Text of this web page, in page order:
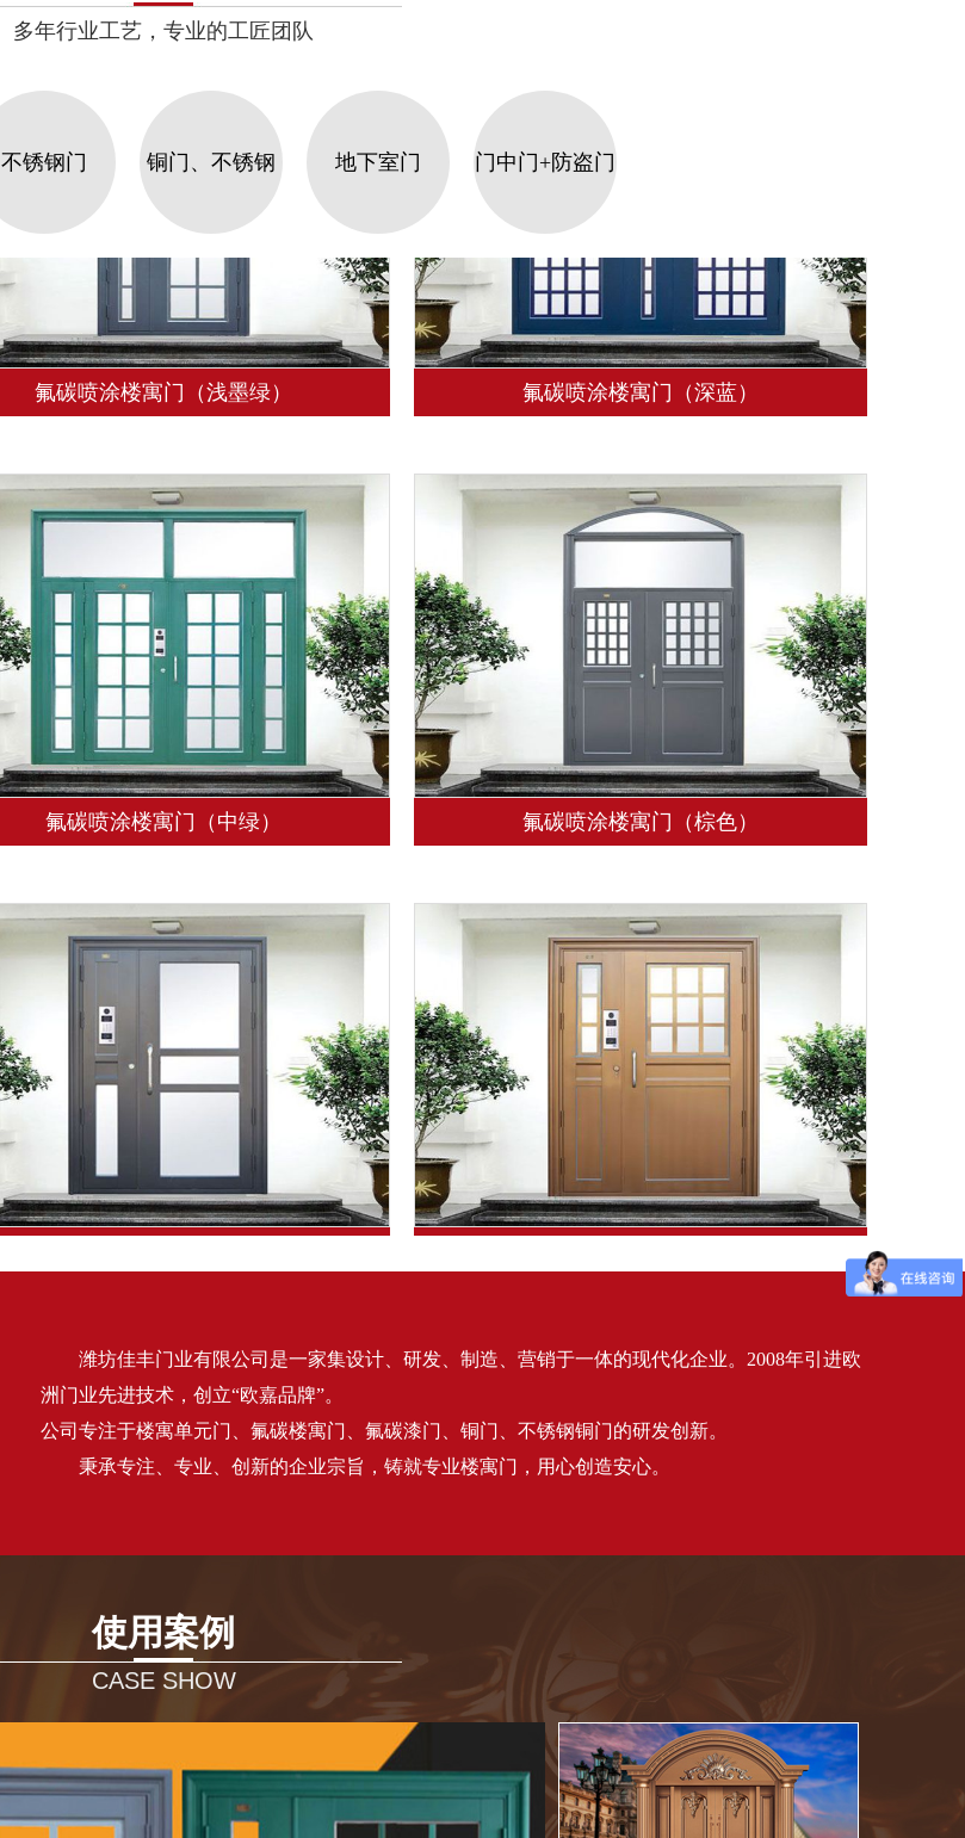
多年行业工艺，专业的工匠团队
不锈钢门 铜门、不锈钢 地下室门 门中门+防盗门
氟碳喷涂楼寓门（浅墨绿） 氟碳喷涂楼寓门（深蓝）
氟碳喷涂楼寓门（中绿） 氟碳喷涂楼寓门（棕色）
氟碳喷涂楼寓门（浅墨绿） 氟碳喷涂楼寓门（古铜）
氟碳喷涂楼寓门（古铜）
潍坊佳丰门业有限公司是一家集设计、研发、制造、营销于一体的现代化企业。2008年引进欧
洲门业先进技术，创立“欧嘉品牌”。
公司专注于楼寓单元门、氟碳楼寓门、氟碳漆门、铜门、不锈钢铜门的研发创新。
秉承专注、专业、创新的企业宗旨，铸就专业楼寓门，用心创造安心。
使用案例
CASE SHOW